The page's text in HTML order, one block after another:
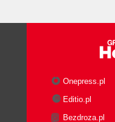
AI
Onepress.pl
Editio.pl
Bezdroza.pl